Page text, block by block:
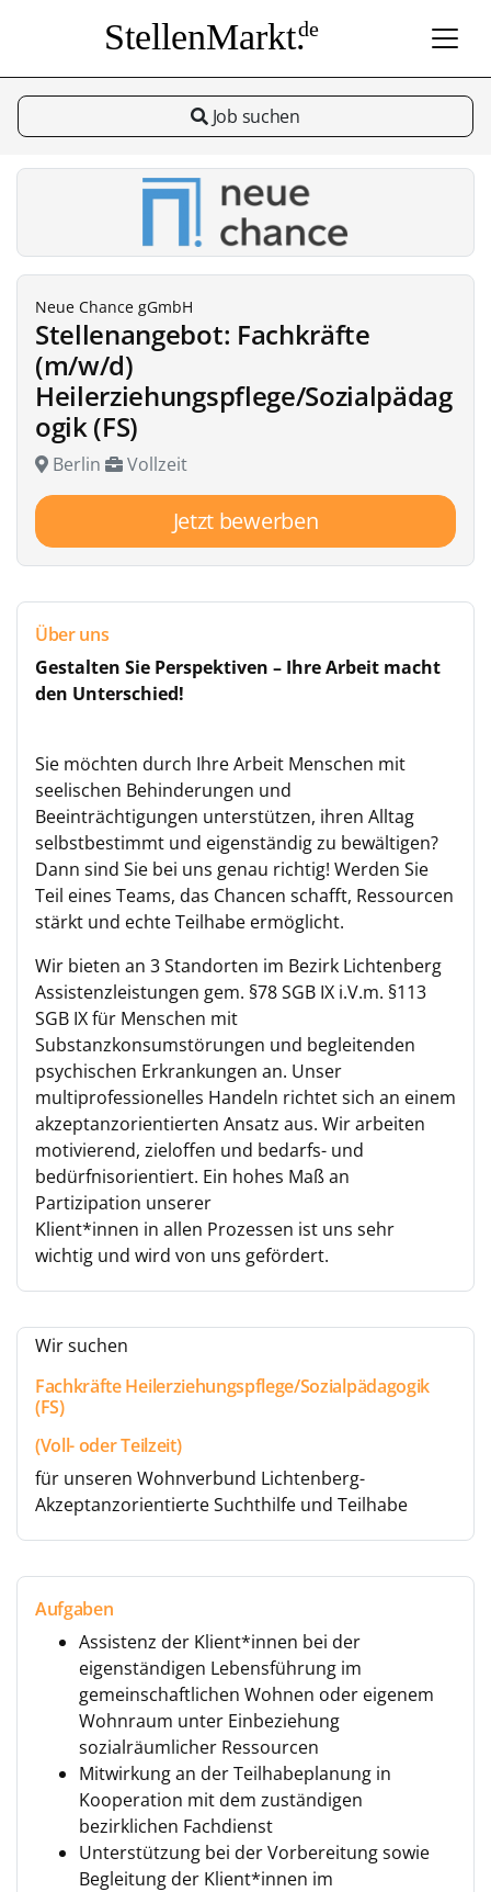
StellenMarkt.de
Job suchen
Neue Chance gGmbH
Stellenangebot: Fachkräfte
(m/w/d)
Heilerziehungspflege/Sozialpädag
ogik (FS)
Berlin Vollzeit
Jetzt bewerben
Über uns
Gestalten Sie Perspektiven – Ihre Arbeit macht
den Unterschied!
Sie möchten durch Ihre Arbeit Menschen mit
seelischen Behinderungen und
Beeinträchtigungen unterstützen, ihren Alltag
selbstbestimmt und eigenständig zu bewältigen?
Dann sind Sie bei uns genau richtig! Werden Sie
Teil eines Teams, das Chancen schafft, Ressourcen
stärkt und echte Teilhabe ermöglicht.
Wir bieten an 3 Standorten im Bezirk Lichtenberg
Assistenzleistungen gem. §78 SGB IX i.V.m. §113
SGB IX für Menschen mit
Substanzkonsumstörungen und begleitenden
psychischen Erkrankungen an. Unser
multiprofessionelles Handeln richtet sich an einem
akzeptanzorientierten Ansatz aus. Wir arbeiten
motivierend, zieloffen und bedarfs- und
bedürfnisorientiert. Ein hohes Maß an
Partizipation unserer
Klient*innen in allen Prozessen ist uns sehr
wichtig und wird von uns gefördert.
Wir suchen
Fachkräfte Heilerziehungspflege/Sozialpädagogik
(FS)
(Voll- oder Teilzeit)
für unseren Wohnverbund Lichtenberg-
Akzeptanzorientierte Suchthilfe und Teilhabe
Aufgaben
Assistenz der Klient*innen bei der
eigenständigen Lebensführung im
gemeinschaftlichen Wohnen oder eigenem
Wohnraum unter Einbeziehung
sozialräumlicher Ressourcen
Mitwirkung an der Teilhabeplanung in
Kooperation mit dem zuständigen
bezirklichen Fachdienst
Unterstützung bei der Vorbereitung sowie
Begleitung der Klient*innen im